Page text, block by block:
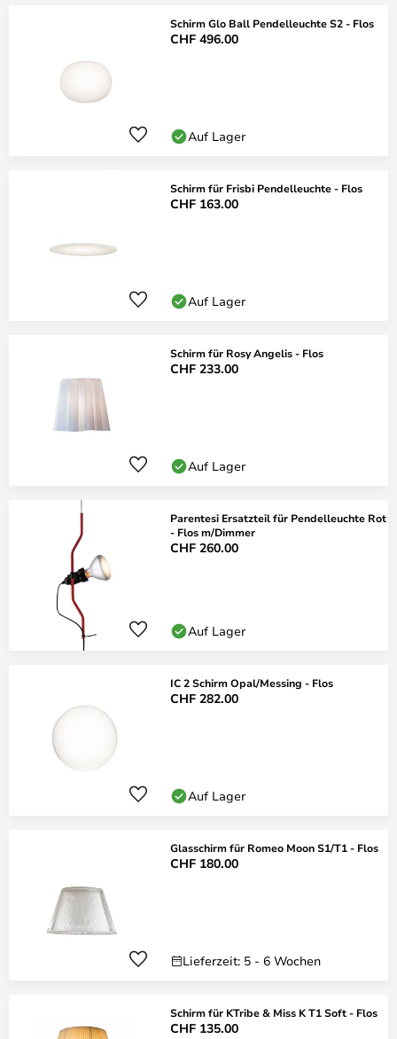
Schirm Glo Ball Pendelleuchte S2 - Flos
CHF 496.00
Auf Lager
Schirm für Frisbi Pendelleuchte - Flos
CHF 163.00
Auf Lager
Schirm für Rosy Angelis - Flos
CHF 233.00
Auf Lager
Parentesi Ersatzteil für Pendelleuchte Rot
- Flos m/Dimmer
CHF 260.00
Auf Lager
IC 2 Schirm Opal/Messing - Flos
CHF 282.00
Auf Lager
Glasschirm für Romeo Moon S1/T1 - Flos
CHF 180.00
Lieferzeit: 5 - 6 Wochen
Schirm für KTribe & Miss K T1 Soft - Flos
CHF 135.00